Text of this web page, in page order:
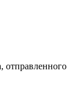
отправленного